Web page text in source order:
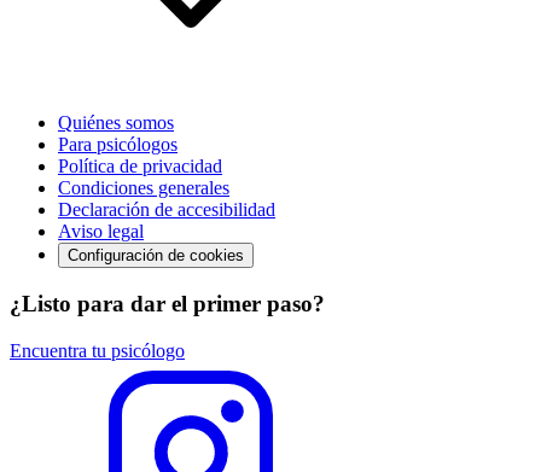
Quiénes somos
Para psicólogos
Política de privacidad
Condiciones generales
Declaración de accesibilidad
Aviso legal
Configuración de cookies
¿Listo para dar el primer paso?
Encuentra tu psicólogo